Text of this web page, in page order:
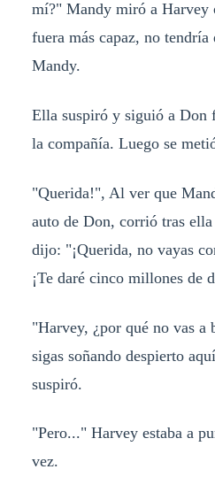
mí?" Mandy miró a Harvey
fuera más capaz, no tendría
Mandy.
Ella suspiró y siguió a Don
la compañía. Luego se
"Querida!", Al ver que
auto de Don, corrió tras
dijo: "¡Querida, no vayas
¡Te daré cinco millones de
"Harvey, ¿por qué no vas a
sigas soñando despierto
suspiró.
"Pero..." Harvey estaba a
vez.